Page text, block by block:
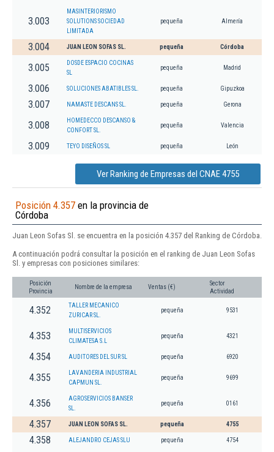
3.003
MASINTERIORISMO
SOLUTIONS SOCIEDAD
LIMITADA
pequeña Almería
3.004 JUAN LEON SOFAS SL. pequeña Córdoba
3.005
DOSDE ESPACIO COCINAS
SL
pequeña Madrid
3.006 SOLUCIONES ABATIBLES SL. pequeña Gipuzkoa
3.007 NAMASTE DESCANS SL. pequeña Gerona
3.008
HOMEDECCO DESCANSO &
CONFORT SL.
pequeña Valencia
3.009 TEYO DISEÑOS SL pequeña León
Ver Ranking de Empresas del CNAE 4755
Posición 4.357 en la provincia de
Córdoba
Juan Leon Sofas Sl. se encuentra en la posición 4.357 del Ranking de Córdoba.
A continuación podrá consultar la posición en el ranking de Juan Leon Sofas
Sl. y empresas con posiciones similares:
Posición
Provincia
Nombre de la empresa Ventas (€)
Sector
Actividad
4.352
TALLER MECANICO
ZURICAR SL.
pequeña 9531
4.353
MULTISERVICIOS
CLIMATESA S.L
pequeña 4321
4.354 AUDITORES DEL SUR SL pequeña 6920
4.355
LAVANDERIA INDUSTRIAL
CAPMUN SL.
pequeña 9699
4.356
AGROSERVICIOS BANSER
SL.
pequeña 0161
4.357 JUAN LEON SOFAS SL. pequeña 4755
4.358 ALEJANDRO CEJAS SLU pequeña 4754